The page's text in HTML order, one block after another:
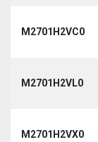
M2701H2VC0
M2701H2VL0
M2701H2VX0